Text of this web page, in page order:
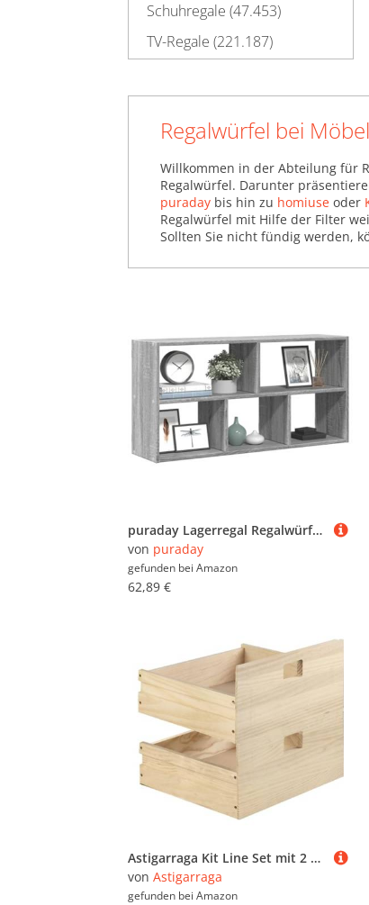
Schuhregale (47.453)
TV-Regale (221.187)
Weinregale (55.011)
Regalwürfel bei
Willkommen in der Abteilung für
Regalwürfel. Darunter
puraday bis hin zu homiuse oder
Regalwürfel mit Hilfe der Filter
Sollten Sie nicht fündig werden,
puraday Lagerregal Regalwürfel Wandregal Schweberegal aus Holzwerkstoff Elegantes und Modernes Design Grau Sonoma 100x25x50 cm
von puraday
gefunden bei Amazon
62,89 €
Astigarraga Kit Line Set mit 2 Schubladen für modulare Regalwürfel DINAMIC, massives Kiefernholz
von Astigarraga
gefunden bei Amazon